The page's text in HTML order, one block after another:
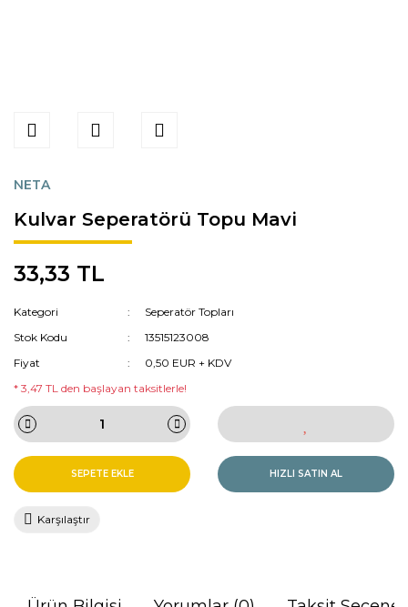
NETA
Kulvar Seperatörü Topu Mavi
33,33 TL
Kategori
Seperatör Topları
Stok Kodu
13515123008
Fiyat
0,50 EUR + KDV
* 3,47 TL den başlayan taksitlerle!
SEPETE EKLE HIZLI SATIN AL
Karşılaştır